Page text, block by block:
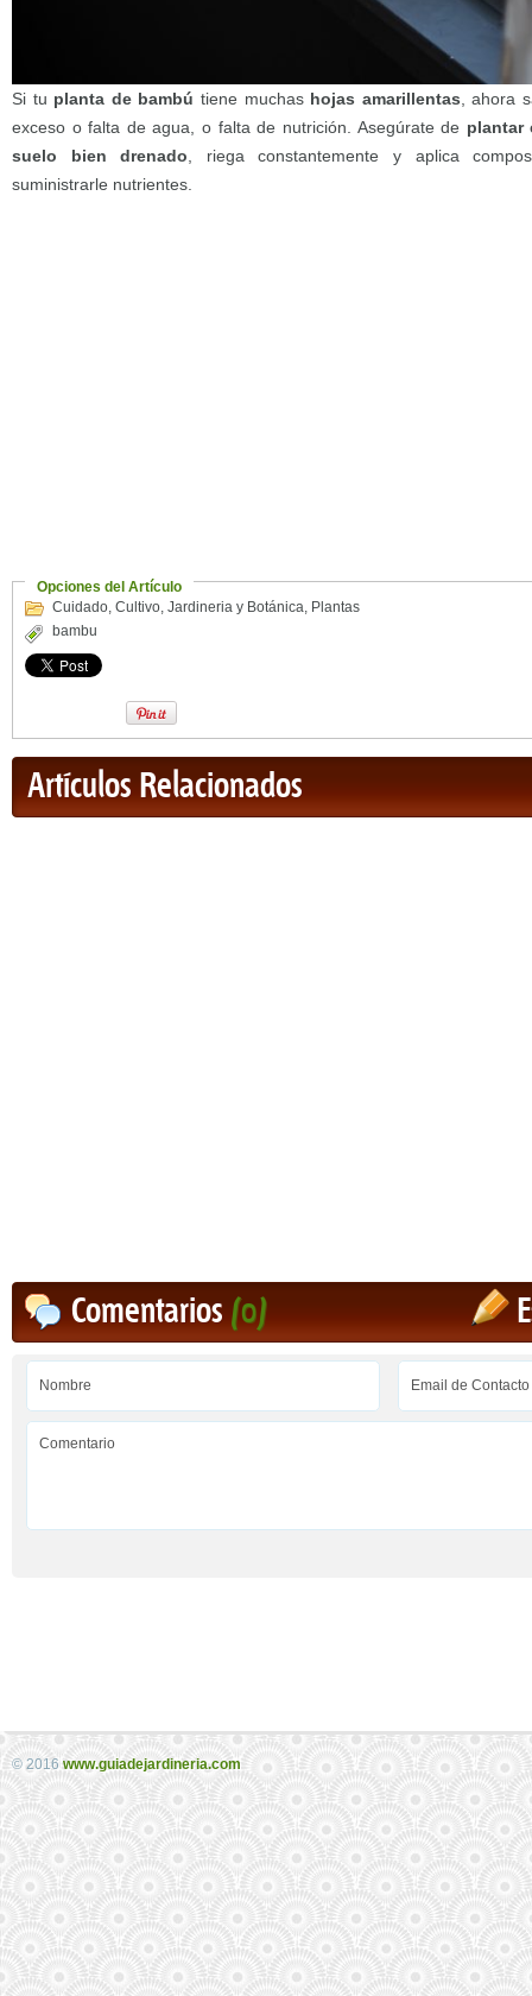
Si tu planta de bambú tiene muchas hojas amarillentas , ahora
exceso o falta de agua, o falta de nutrición. Asegúrate de plantar
suelo bien drenado , riega constantemente y aplica
suministrarle nutrientes.
Opciones del Artículo
Cuidado, Cultivo, Jardineria y Botánica, Plantas
bambu
Artículos Relacionados
Comentarios(0)
© 2016www.guiadejardineria.com